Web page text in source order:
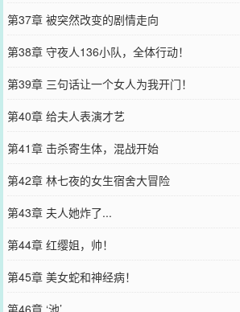
第37章 被突然改变的剧情走向
第38章 守夜人136小队，全体行动！
第39章 三句话让一个女人为我开门！
第40章 给夫人表演才艺
第41章 击杀寄生体，混战开始
第42章 林七夜的女生宿舍大冒险
第43章 夫人她炸了...
第44章 红缨姐，帅！
第45章 美女蛇和神经病！
第46章 ‘池’